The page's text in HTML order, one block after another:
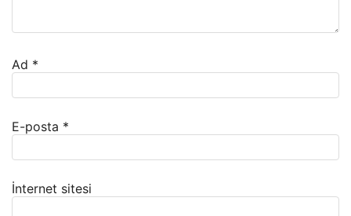
Ad *
E-posta *
İnternet sitesi